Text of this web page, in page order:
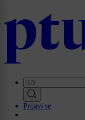
main
Prijavi se